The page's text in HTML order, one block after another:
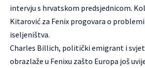
intervju s hrvatskom predsjednicom.
Kitarović za Fenix progovara o
iseljeništva.
Charles Billich, politički emigrant i
obrazlaže u Fenixu zašto Europa još